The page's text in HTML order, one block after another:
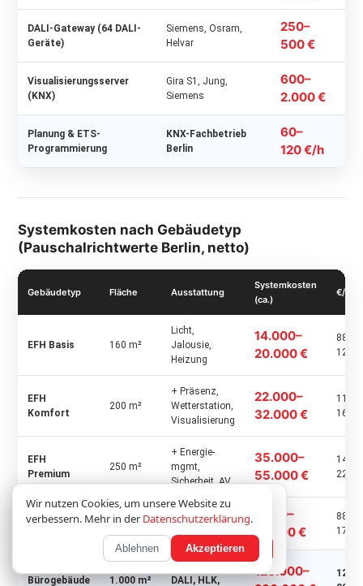
DALI-Gateway (64 DALI-
Geräte)
Siemens, Osram,
Helvar
250–
500 €
Visualisierungsserver
(KNX)
Gira S1, Jung,
Siemens
600–
2.000 €
Planung & ETS-
Programmierung
KNX-Fachbetrieb
Berlin
60–
120 €/h
Systemkosten nach Gebäudetyp
(Pauschalrichtwerte Berlin, netto)
Gebäudetyp Fläche Ausstattung
Systemkosten
(ca.)
€/m²
EFH Basis 160 m²
Licht,
Jalousie,
Heizung
14.000–
20.000 €
88–
125 €
EFH
Komfort
200 m²
+ Präsenz,
Wetterstation,
Visualisierung
22.000–
32.000 €
110–
160 €
EFH
Premium
250 m²
+ Energie-
mgmt,
Sicherheit, AV
35.000–
55.000 €
140–
220 €
MFH-Einheit 80 m²
Basis bis
7.000–
14.000 €
88–
175 €
Bürogebäude 1.000 m²
DALI, HLK,
120.000–
120–
Wir nutzen Cookies, um unsere Website zu
verbessern. Mehr in der Datenschutzerklärung.
Ablehnen Akzeptieren
Wir verwenden Cookies; optionale Inhalte laden
erst nach Zustimmung.Datenschutz
Nur notwendige Akzeptieren